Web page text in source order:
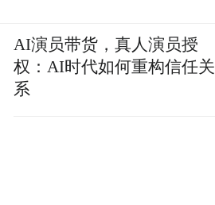
AI演员带货，真人演员授
权：AI时代如何重构信任关
系